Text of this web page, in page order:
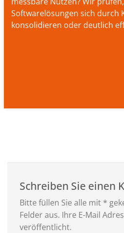
Softwarelösungen sich durch
konsolidieren oder deutlich
Schreiben Sie einen
Bitte füllen Sie alle mit *
Felder aus. Ihre E-Mail
veröffentlicht.